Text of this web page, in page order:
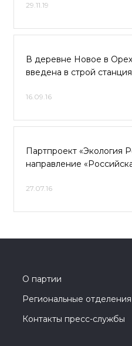
29.11.19
В деревне Новое в
введена в строй
16.09.16
Партпроект «Экология
направление
27.07.16
О партии
Региональные отделения
Контакты пресс-службы